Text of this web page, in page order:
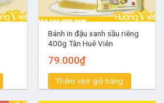
Bánh in đậu xanh sầu riêng
400g Tân Huê Viên
79.000₫
Thêm vào giỏ hàng